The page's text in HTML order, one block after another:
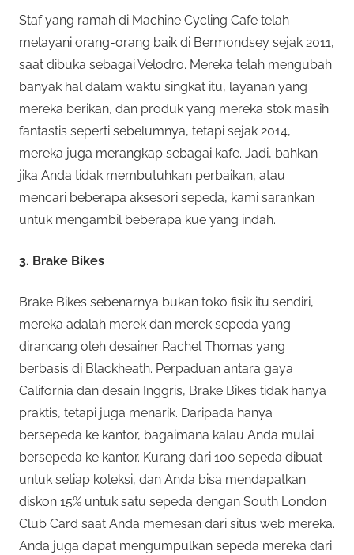
Staf yang ramah di Machine Cycling Cafe telah
melayani orang-orang baik di Bermondsey sejak 2011,
saat dibuka sebagai Velodro. Mereka telah mengubah
banyak hal dalam waktu singkat itu, layanan yang
mereka berikan, dan produk yang mereka stok masih
fantastis seperti sebelumnya, tetapi sejak 2014,
mereka juga merangkap sebagai kafe. Jadi, bahkan
jika Anda tidak membutuhkan perbaikan, atau
mencari beberapa aksesori sepeda, kami sarankan
untuk mengambil beberapa kue yang indah.
3. Brake Bikes
Brake Bikes sebenarnya bukan toko fisik itu sendiri,
mereka adalah merek dan merek sepeda yang
dirancang oleh desainer Rachel Thomas yang
berbasis di Blackheath. Perpaduan antara gaya
California dan desain Inggris, Brake Bikes tidak hanya
praktis, tetapi juga menarik. Daripada hanya
bersepeda ke kantor, bagaimana kalau Anda mulai
bersepeda ke kantor. Kurang dari 100 sepeda dibuat
untuk setiap koleksi, dan Anda bisa mendapatkan
diskon 15% untuk satu sepeda dengan South London
Club Card saat Anda memesan dari situs web mereka.
Anda juga dapat mengumpulkan sepeda mereka dari